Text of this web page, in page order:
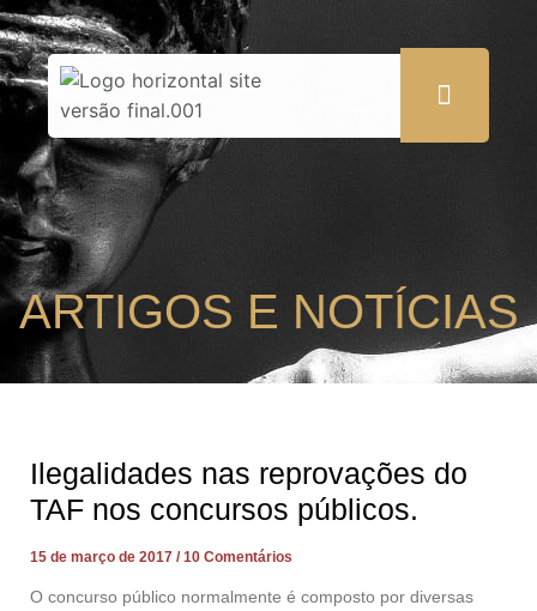
ARTIGOS E NOTÍCIAS
Ilegalidades nas reprovações do
TAF nos concursos públicos.
15 de março de 2017 10 Comentários
O concurso público normalmente é composto por diversas